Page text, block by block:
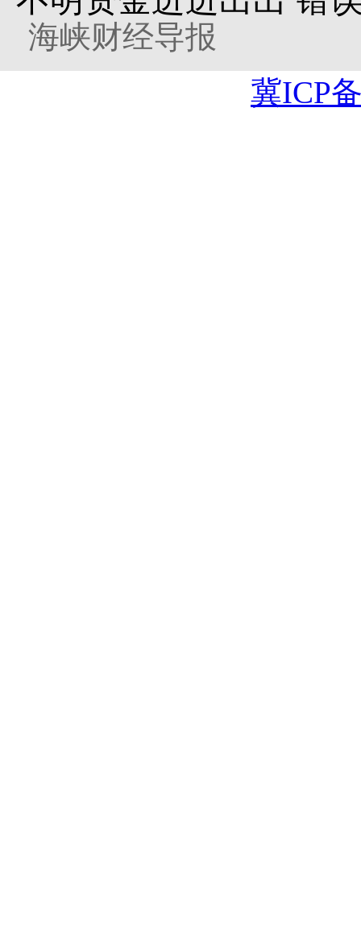
海峡财经导报
冀ICP